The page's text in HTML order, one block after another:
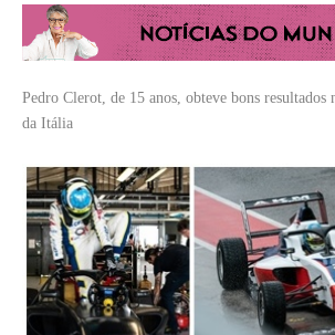
Pedro Clerot, de 15 anos, obteve bons resultados
da Itália